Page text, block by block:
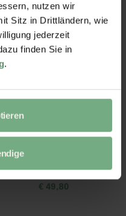
nutzen wir
Sitz in Drittländern, wie
jederzeit
finden Sie in
.
Zink-Quartett Kapseln
19,80
€ 49,80